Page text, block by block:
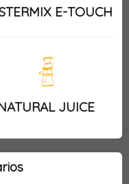
E-TOUCH
JUICE